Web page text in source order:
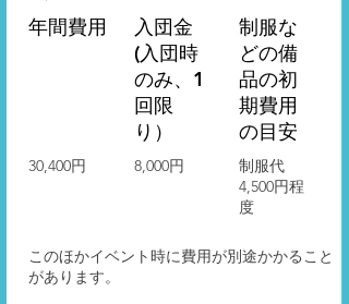
年間費用
入団金
(入団時
のみ、1
回限
り）
30,400円 8,000円
​制服な
どの備
品の初
期費用
の目安
制服代
4,500円程
度
このほかイベント時に費用が別途かかること
があります。